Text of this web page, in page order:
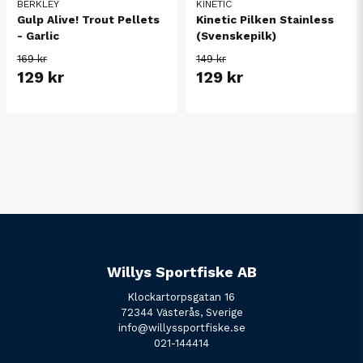
BERKLEY
Gulp Alive! Trout Pellets
- Garlic
169 kr
129 kr
KINETIC
Kinetic Pilken Stainless
(Svenskepilk)
149 kr
129 kr
Willys Sportfiske AB
Klockartorpsgatan 16
72344 Västerås, Sverige
info@willyssportfiske.se
021-144414